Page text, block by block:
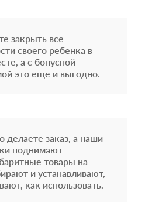
закрыть все
своего ребенка в
а с бонусной
это еще и выгодно.
делаете заказ, а наши
поднимают
товары на
и устанавливают,
как использовать.